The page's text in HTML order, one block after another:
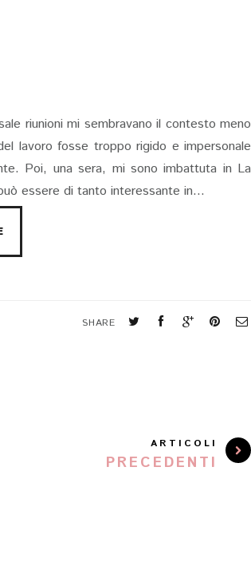
riunioni mi sembravano il contesto meno
lavoro fosse troppo rigido e impersonale
Poi, una sera, mi sono imbattuta in La
essere di tanto interessante in...
SHARE
ARTICOLI
PRECEDENTI